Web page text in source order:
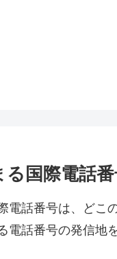
る国際電話
電話番号は、どこ
電話番号の発信地